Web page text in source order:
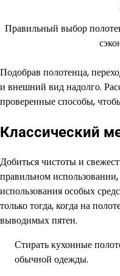
Правильный выбор
Подобрав полотенца,
и внешний вид надолго.
проверенные способы,
Классический
Добиться чистоты и
правильном
использования особых
только тогда, когда на
выводимых пятен.
Стирать кухонные
обычной одежды.